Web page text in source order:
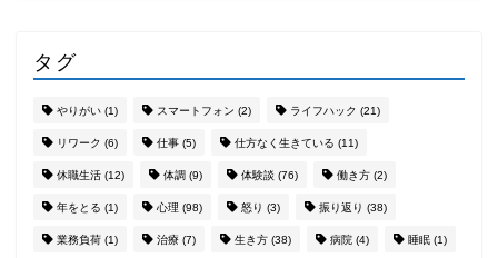
タグ
やりがい (1) スマートフォン (2) ライフハック (21)
リワーク (6) 仕事 (5) 仕方なく生きている (11)
休職生活 (12) 体調 (9) 体験談 (76) 働き方 (2)
年をとる (1) 心理 (98) 怒り (3) 振り返り (38)
業務負荷 (1) 治療 (7) 生き方 (38) 病院 (4) 睡眠 (1)